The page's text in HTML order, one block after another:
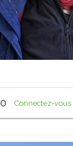
0 Connectez-vous